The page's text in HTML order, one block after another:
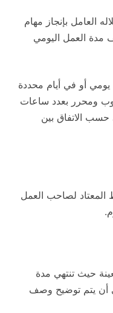
العامل بإنجاز مهام
مدة العمل اليومي
أو في أيام محددة
ومحرر بعدد ساعات
حسب الاتفاق بين
لصاحب العمل
حيث تنتهي مدة
أن يتم توضيح وصف